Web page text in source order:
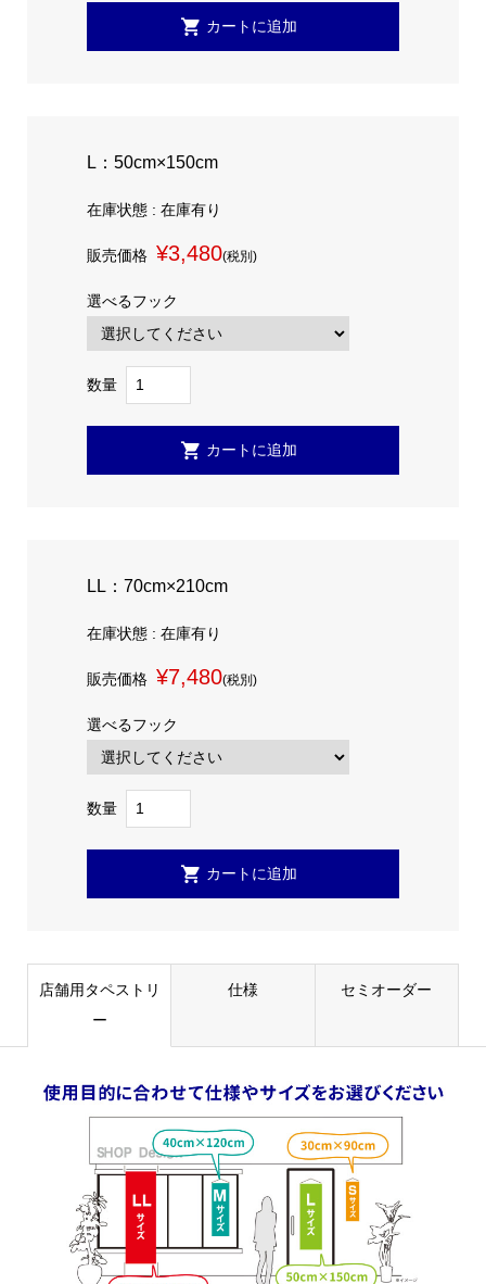
L：50cm×150cm
在庫状態 : 在庫有り
販売価格 ¥3,480(税別)
選べるフック
数量
LL：70cm×210cm
在庫状態 : 在庫有り
販売価格 ¥7,480(税別)
選べるフック
数量
店舗用タペストリ
ー
仕様 セミオーダー